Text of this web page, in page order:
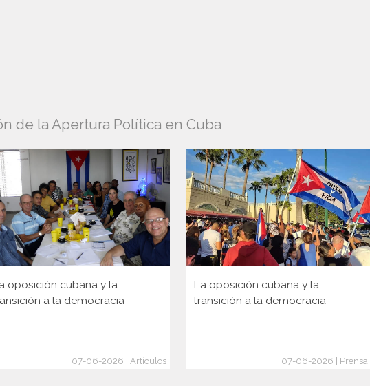
de la Apertura Política en Cuba
oposición cubana y la
a la democracia
07-06-2026 | Artículos
La oposición cubana y la
transición a la democracia
07-06-2026 | Prensa